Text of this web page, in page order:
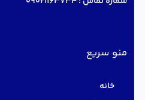
منو سریع
خانه